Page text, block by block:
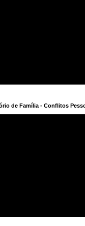
de Família - Conflitos